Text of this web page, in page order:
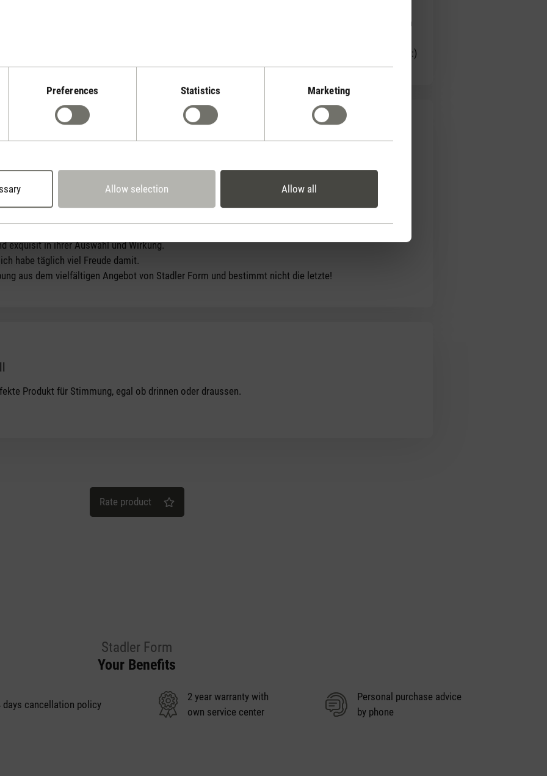
Preferences Statistics Marketing
Allow selection Allow all
Balkon sieht Sie nicht nur Top aus sondern hat, durch die Aroma Funktion, den Vorteil, dass die
des Akkus ist auch sehr bemerkenswert, da dieser über mehrere Tage anhält, trotz täglichem
für warme Sommerabende draussen und alle, welche es drinnen noch gemütlicher haben wollen :)
mehr von Stadler Form!
an durchdachter Idee und Produktgestaltung, eine wunderbare Symbiose aus Funktionalität und
reinigen - alles funktioniert einwandfrei und zu meiner absoluten Zufriedenheit.
fand ich tiptop gestaltet und machte entsprechende Vorfreude auf die Inbetriebnahme
exquisit in ihrer Auswahl und Wirkung.
habe täglich viel Freude damit.
aus dem vielfältigen Angebot von Stadler Form und bestimmt nicht die letzte!
Produkt für Stimmung, egal ob drinnen oder draussen.
Rate product
Stadler Form
Your Benefits
days cancellation policy
2 year warranty with
own service center
Personal purchase advice
by phone